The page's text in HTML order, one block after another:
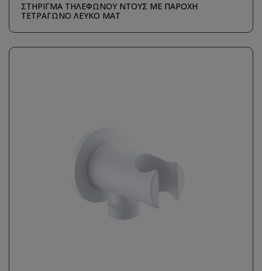
ΣΤΗΡΙΓΜΑ ΤΗΛΕΦΩΝΟΥ ΝΤΟΥΣ ΜΕ ΠΑΡΟΧΗ
ΤΕΤΡΑΓΩΝΟ ΛΕΥΚΟ ΜΑΤ